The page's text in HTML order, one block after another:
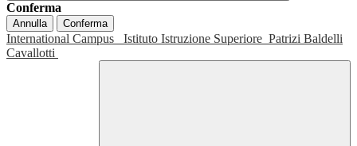
Conferma
Annulla Conferma
International Campus Istituto Istruzione Superiore Patrizi Baldelli
Cavallotti